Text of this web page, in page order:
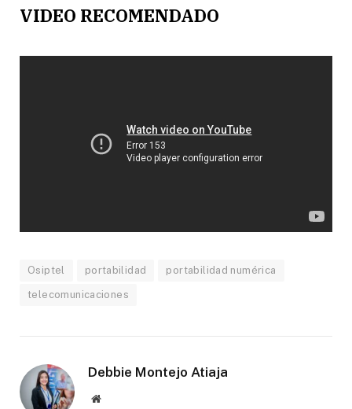
VIDEO RECOMENDADO
Osiptel portabilidad portabilidad numérica
telecomunicaciones
Debbie Montejo Atiaja
Website